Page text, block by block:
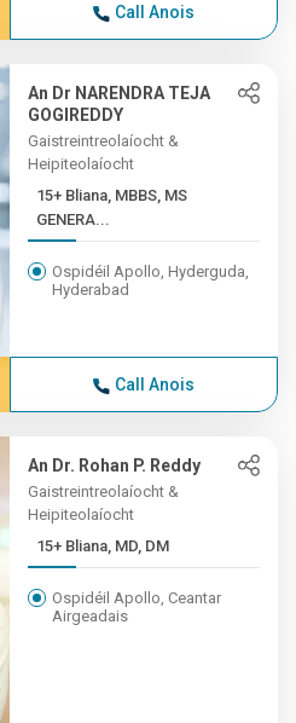
Call Anois
An Dr NARENDRA TEJA
GOGIREDDY
Gaistreintreolaíocht &
Heipiteolaíocht
15+ Bliana, MBBS, MS
GENERA...
Ospidéil Apollo, Hyderguda,
Hyderabad
Call Anois
An Dr. Rohan P. Reddy
Gaistreintreolaíocht &
Heipiteolaíocht
15+ Bliana, MD, DM
Ospidéil Apollo, Ceantar
Airgeadais